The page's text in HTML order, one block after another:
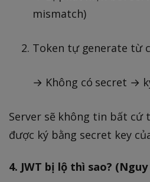
mismatch)
Token tự generate từ
→ Không có secret →
Server sẽ không tin bất cứ
được ký bằng secret key
4. JWT bị lộ thì sao?